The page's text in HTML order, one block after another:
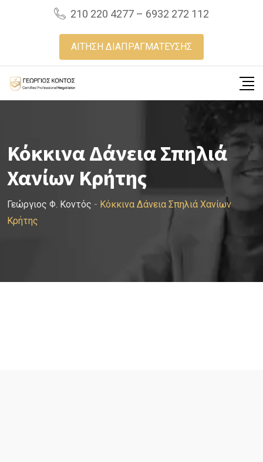
210 220 4277 – 6932 272 112
ΑΙΤΗΣΗ ΔΙΑΠΡΑΓΜΑΤΕΥΣΗΣ
Κόκκινα Δάνεια Σπηλιά
Χανίων Κρήτης
Γεώργιος Φ. Κοντός - Κόκκινα Δάνεια Σπηλιά Χανίων
Κρήτης